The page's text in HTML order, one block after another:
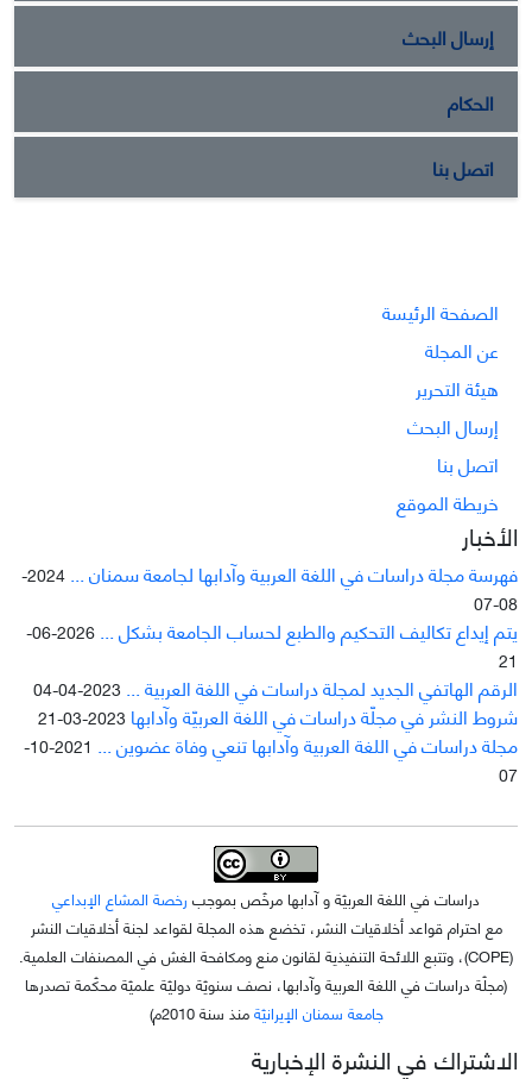
إرسال البحث
الحكام
اتصل بنا
الصفحة الرئيسة
عن المجلة
هيئة التحرير
إرسال البحث
اتصل بنا
خريطة الموقع
الأخبار
فهرسة مجلة دراسات في اللغة العربية وآدابها لجامعة سمنان ...
2024-
08-07
يتم إيداع تکاليف التحکيم والطبع لحساب الجامعة بشکل ...
2026-06-
21
الرقم الهاتفي الجديد لمجلة دراسات في اللغة العربية ... 2023-04-04
شروط النشر في مجلّة دراسات في اللغة العربيّة وآدابها 2023-03-21
مجلة دراسات في اللغة العربية وآدابها تنعي وفاة عضوين ...
2021-10-
07
دراسات في اللغة العربيّة و آدابها مرخّص بموجب رخصة المشاع الإبداعي
مع احترام قواعد أخلاقيات النشر، تخضع هذه المجلة لقواعد لجنة أخلاقيات النشر
(COPE)، وتتبع اللائحة التنفيذية لقانون منع ومكافحة الغش في المصنفات العلمية.
(مجلّة دراسات في اللغة العربية وآدابها، نصف سنويّة دوليّة علميّة محکّمة تصدرها
جامعة سمنان الإيرانيّةمنذ سنة 2010م)
الاشتراك في النشرة الإخبارية